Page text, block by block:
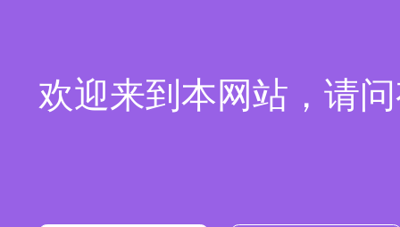
欢迎来到本网站，请